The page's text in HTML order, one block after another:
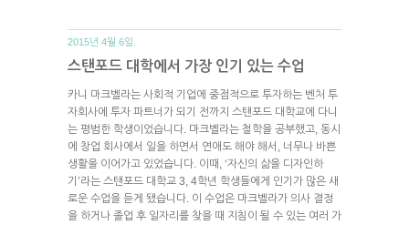
2015년 4월 6일.
스탠포드 대학에서 가장 인기 있는 수업
카니 마크벨라는 사회적 기업에 중점적으로 투자하는 벤처 투
자회사에 투자 파트너가 되기 전까지 스탠포드 대학교에 다니
는 평범한 학생이었습니다. 마크벨라는 철학을 공부했고, 동시
에 창업 회사에서 일을 하면서 연애도 해야 해서, 너무나 바쁜
생활을 이어가고 있었습니다. 이때, ‘자신의 삶을 디자인하
기’라는 스탠포드 대학교 3, 4학년 학생들에게 인기가 많은 새
로운 수업을 듣게 됐습니다. 이 수업은 마크벨라가 의사 결정
을 하거나 졸업 후 일자리를 찾을 때 지침이 될 수 있는 여러 가